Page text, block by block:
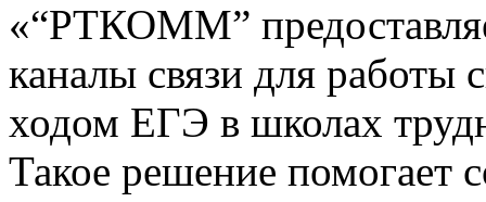
«“РТКОММ”
каналы связи для работы
ходом ЕГЭ в школах
Такое решение помогает